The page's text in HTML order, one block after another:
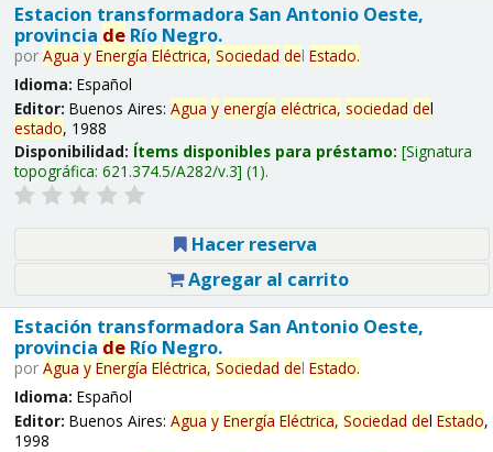
Estacion transformadora San Antonio Oeste,
provincia deRío Negro.
por Agua y Energía Eléctrica, Sociedad del Estado.
Idioma: Español
Editor: Buenos Aires: Agua y energía eléctrica, sociedad del
estado, 1988
Disponibilidad: Ítems disponibles para préstamo: Signatura
topográfica: 621.374.5/A282/v.3 (1).
Hacer reserva
Agregar al carrito
Estación transformadora San Antonio Oeste,
provincia deRío Negro.
por Agua y Energía Eléctrica, Sociedad del Estado.
Idioma: Español
Editor: Buenos Aires: Agua y Energía Eléctrica, Sociedad del Estado,
1998